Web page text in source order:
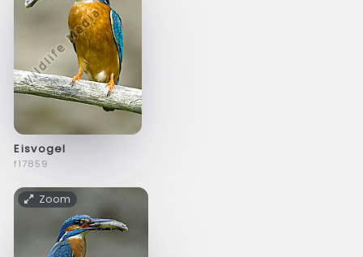
Eisvogel
f17859
Zoom